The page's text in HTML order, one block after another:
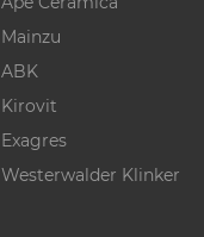
Mainzu
ABK
Kirovit
Exagres
Westerwalder Klinker